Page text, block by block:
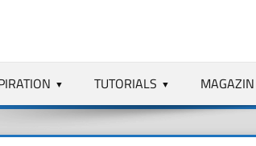
TUTORIALS MAGAZIN